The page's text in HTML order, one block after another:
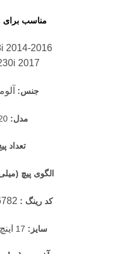
مناسب
2014-2016
2017
جنس:
مدل: 20
تعداد
الگوی پیچ
کد رینگ :
سایز: 17 اینچ